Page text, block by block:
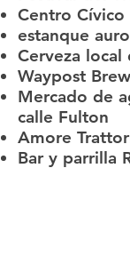
Centro Cívico
estanque
Cerveza local
Waypost
Mercado de
calle Fulton
Amore
Bar y parrilla